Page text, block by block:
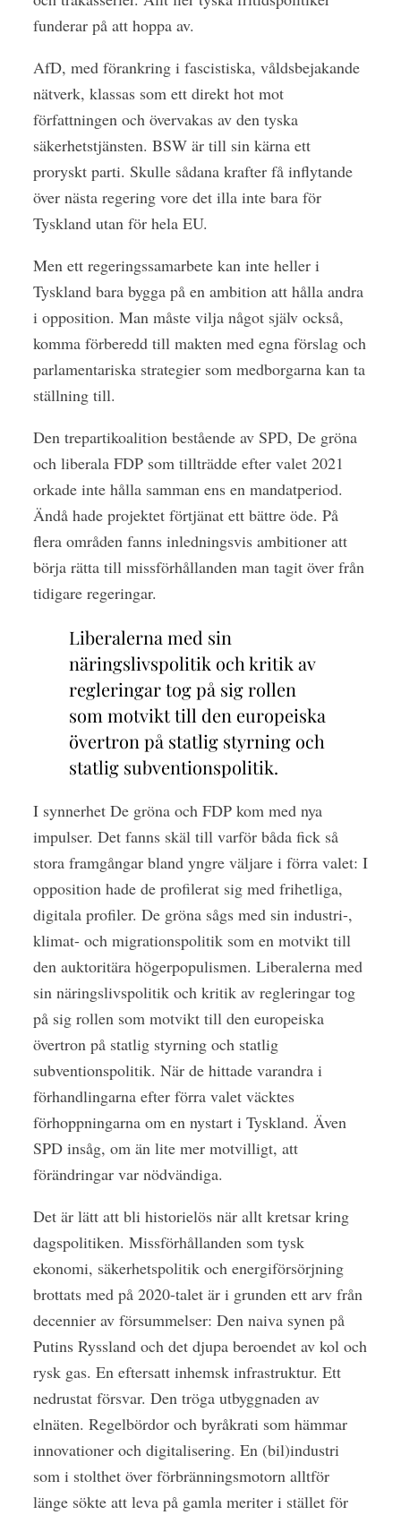
funderar på att hoppa av.
AfD, med förankring i fascistiska, våldsbejakande
nätverk, klassas som ett direkt hot mot
författningen och övervakas av den tyska
säkerhetstjänsten. BSW är till sin kärna ett
proryskt parti. Skulle sådana krafter få inflytande
över nästa regering vore det illa inte bara för
Tyskland utan för hela EU.
Men ett regeringssamarbete kan inte heller i
Tyskland bara bygga på en ambition att hålla andra
i opposition. Man måste vilja något själv också,
komma förberedd till makten med egna förslag och
parlamentariska strategier som medborgarna kan ta
ställning till.
Den trepartikoalition bestående av SPD, De gröna
och liberala FDP som tillträdde efter valet 2021
orkade inte hålla samman ens en mandatperiod.
Ändå hade projektet förtjänat ett bättre öde. På
flera områden fanns inledningsvis ambitioner att
börja rätta till missförhållanden man tagit över från
tidigare regeringar.
Liberalerna med sin
näringslivspolitik och kritik av
regleringar tog på sig rollen
som motvikt till den europeiska
övertron på statlig styrning och
statlig subventionspolitik.
I synnerhet De gröna och FDP kom med nya
impulser. Det fanns skäl till varför båda fick så
stora framgångar bland yngre väljare i förra valet: I
opposition hade de profilerat sig med frihetliga,
digitala profiler. De gröna sågs med sin industri-,
klimat- och migrationspolitik som en motvikt till
den auktoritära högerpopulismen. Liberalerna med
sin näringslivspolitik och kritik av regleringar tog
på sig rollen som motvikt till den europeiska
övertron på statlig styrning och statlig
subventionspolitik. När de hittade varandra i
förhandlingarna efter förra valet väcktes
förhoppningarna om en nystart i Tyskland. Även
SPD insåg, om än lite mer motvilligt, att
förändringar var nödvändiga.
Det är lätt att bli historielös när allt kretsar kring
dagspolitiken. Missförhållanden som tysk
ekonomi, säkerhetspolitik och energiförsörjning
brottats med på 2020-talet är i grunden ett arv från
decennier av försummelser: Den naiva synen på
Putins Ryssland och det djupa beroendet av kol och
rysk gas. En eftersatt inhemsk infrastruktur. Ett
nedrustat försvar. Den tröga utbyggnaden av
elnäten. Regelbördor och byråkrati som hämmar
innovationer och digitalisering. En (bil)industri
som i stolthet över förbränningsmotorn alltför
länge sökte att leva på gamla meriter i stället för